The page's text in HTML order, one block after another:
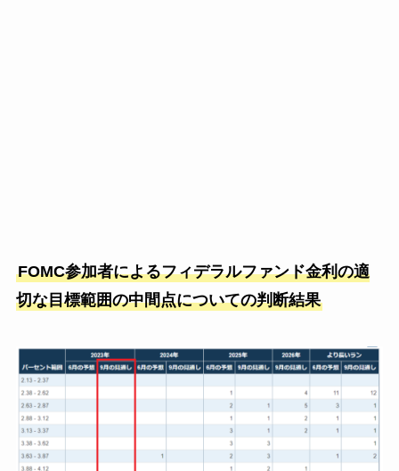
FOMC参加者によるフィデラルファンド金利の適
切な目標範囲の中間点についての判断結果